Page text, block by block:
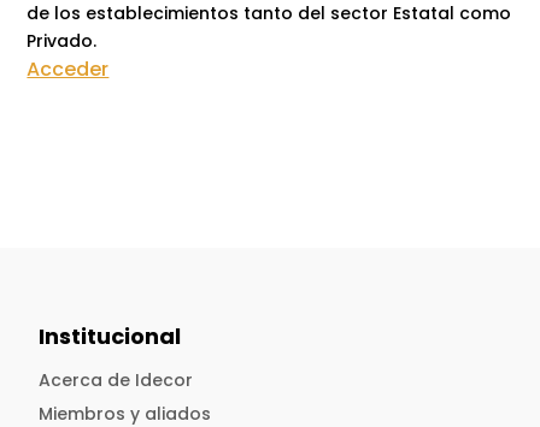
de los establecimientos tanto del sector Estatal como
Privado.
Acceder
Institucional
Acerca de Idecor
Miembros y aliados